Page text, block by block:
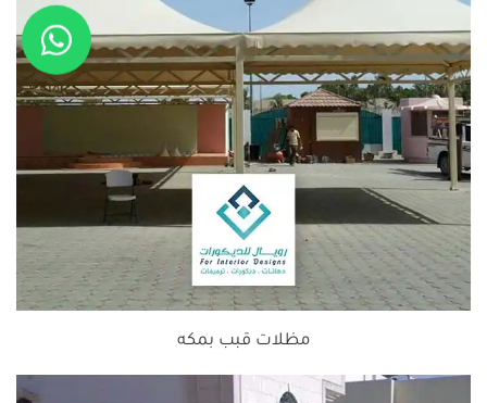
مظلات قبب بمكه